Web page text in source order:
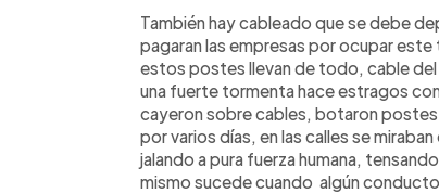
También hay cableado que se debe
pagaran las empresas por ocupar
estos postes llevan de todo, cable
una fuerte tormenta hace estragos
cayeron sobre cables, botaron
por varios días, en las calles se
jalando a pura fuerza humana,
mismo sucede cuando algún